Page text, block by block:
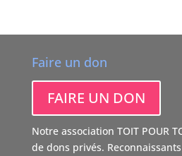
Faire un don
FAIRE UN DON
Notre association TOIT POUR
de dons privés.